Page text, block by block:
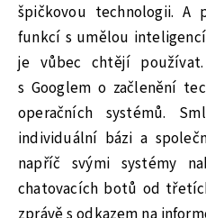
špičkovou technologii. A
funkcí s umělou
je vůbec chtějí
s Googlem o začlenění
operačních systémů.
individuální bázi a
napříč svými systémy
chatovacích botů od